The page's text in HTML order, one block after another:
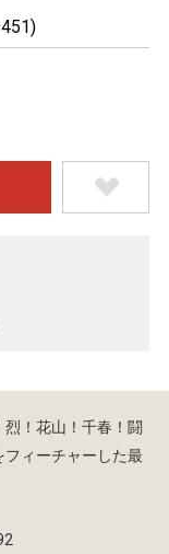
！花山！千春！闘
ィーチャーした最